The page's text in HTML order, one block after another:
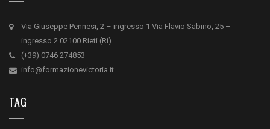
Via Giuseppe Pennesi, 2 – ingresso 1 Via Flavio Sabino, 25 –
ingresso 2 02100 Rieti (Ri)
(+39) 0746 274853
info@formazionevictoria.it
TAG